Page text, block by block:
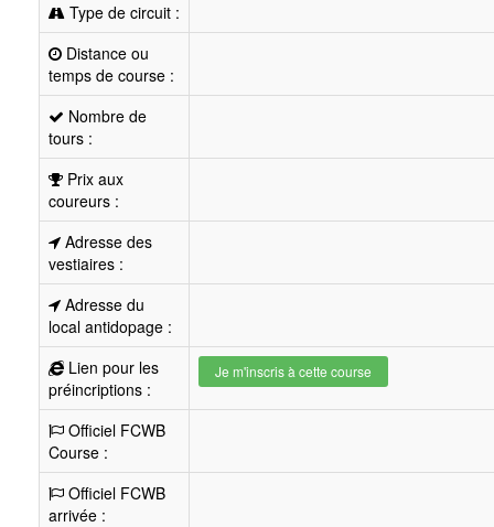
Type de circuit :
Distance ou
temps de course :
Nombre de
tours :
Prix aux
coureurs :
Adresse des
vestiaires :
Adresse du
local antidopage :
Lien pour les
préincriptions :
Je m'inscris à cette course
Officiel FCWB
Course :
Officiel FCWB
arrivée :